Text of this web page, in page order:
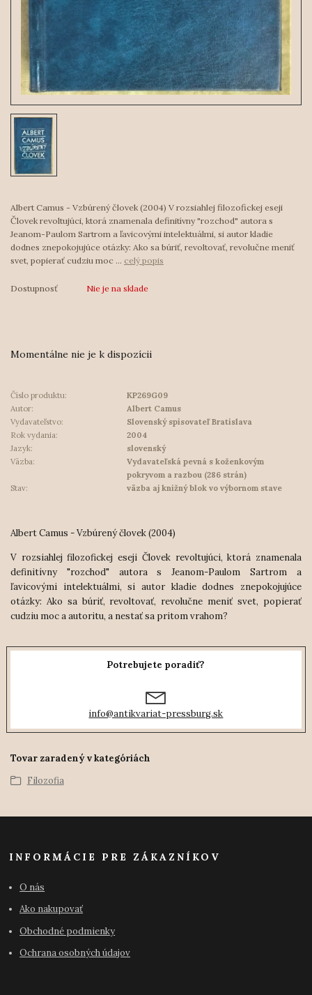
Albert Camus - Vzbúrený človek (2004) V rozsiahlej filozofickej eseji
Človek revoltujúci, ktorá znamenala definitívny "rozchod" autora s
Jeanom-Paulom Sartrom a ľavicovými intelektuálmi, si autor kladie
dodnes znepokojujúce otázky: Ako sa búriť, revoltovať, revolučne meniť
svet, popierať cudziu moc ... celý popis
Dostupnosť Nie je na sklade
Momentálne nie je k dispozícii
Číslo produktu:
KP269G09
Autor:
Albert Camus
Vydavateľstvo:
Slovenský spisovateľ Bratislava
Rok vydania:
2004
Jazyk:
slovenský
Väzba:
Vydavateľská pevná s koženkovým
pokryvom a razbou (286 strán)
Stav:
väzba aj knižný blok vo výbornom stave
Albert Camus - Vzbúrený človek (2004)
V rozsiahlej filozofickej eseji Človek revoltujúci, ktorá znamenala
definitívny "rozchod" autora s Jeanom-Paulom Sartrom a
ľavicovými intelektuálmi, si autor kladie dodnes znepokojujúce
otázky: Ako sa búriť, revoltovať, revolučne meniť svet, popierať
cudziu moc a autoritu, a nestať sa pritom vrahom?
Potrebujete poradiť?
info@antikvariat-pressburg.sk
Tovar zaradený v kategóriách
Filozofia
INFORMÁCIE PRE ZÁKAZNÍKOV
O nás
Ako nakupovať
Obchodné podmienky
Ochrana osobných údajov